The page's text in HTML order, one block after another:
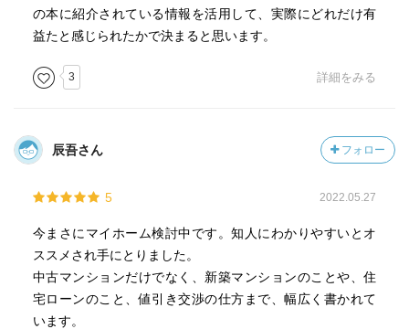
の本に紹介されている情報を活用して、実際にどれだけ有
益たと感じられたかで決まると思います。
3 詳細をみる
辰吾さん フォロー
5 2022.05.27
今まさにマイホーム検討中です。知人にわかりやすいとオ
ススメされ手にとりました。
中古マンションだけでなく、新築マンションのことや、住
宅ローンのこと、値引き交渉の仕方まで、幅広く書かれて
います。